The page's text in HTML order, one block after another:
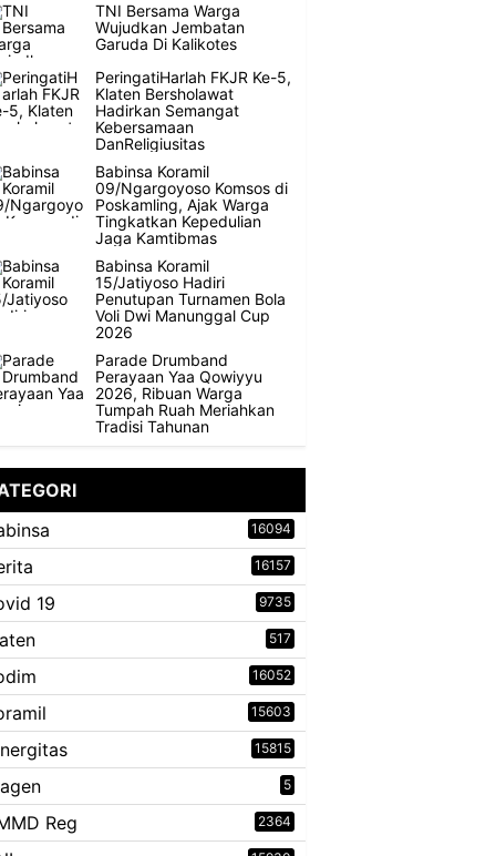
TNI Bersama Warga
Wujudkan Jembatan
Garuda Di Kalikotes
PeringatiHarlah FKJR Ke-5,
Klaten Bersholawat
Hadirkan Semangat
Kebersamaan
DanReligiusitas
Babinsa Koramil
09/Ngargoyoso Komsos di
Poskamling, Ajak Warga
Tingkatkan Kepedulian
Jaga Kamtibmas
Babinsa Koramil
15/Jatiyoso Hadiri
Penutupan Turnamen Bola
Voli Dwi Manunggal Cup
2026
Parade Drumband
Perayaan Yaa Qowiyyu
2026, Ribuan Warga
Tumpah Ruah Meriahkan
Tradisi Tahunan
16094
16157
19 9735
517
16052
15603
15815
5
Reg 2364